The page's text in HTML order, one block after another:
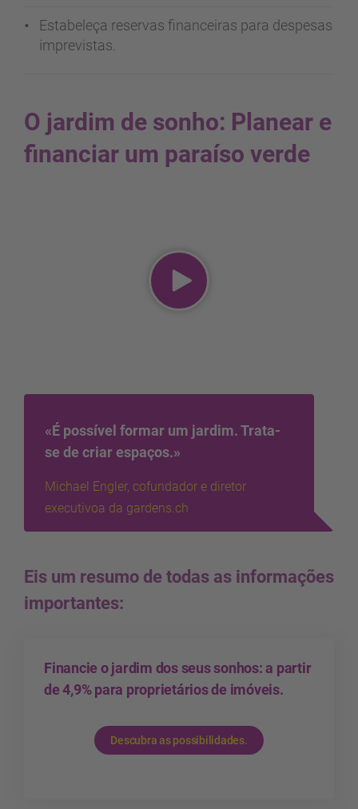
Estabeleça reservas financeiras para despesas
imprevistas.
O jardim de sonho: Planear e
financiar um paraíso verde
«É possível formar um jardim. Trata-
se de criar espaços.»
Michael Engler, cofundador e diretor
executivoa da gardens.ch
Eis um resumo de todas as informações
importantes:
Financie o jardim dos seus sonhos: a partir
de 4,9% para proprietários de imóveis.
Descubra as possibilidades.